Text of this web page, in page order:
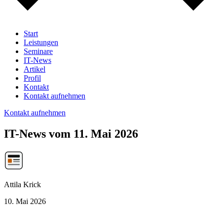
Start
Leistungen
Seminare
IT-News
Artikel
Profil
Kontakt
Kontakt aufnehmen
Kontakt aufnehmen
IT-News vom 11. Mai 2026
Attila Krick
10. Mai 2026